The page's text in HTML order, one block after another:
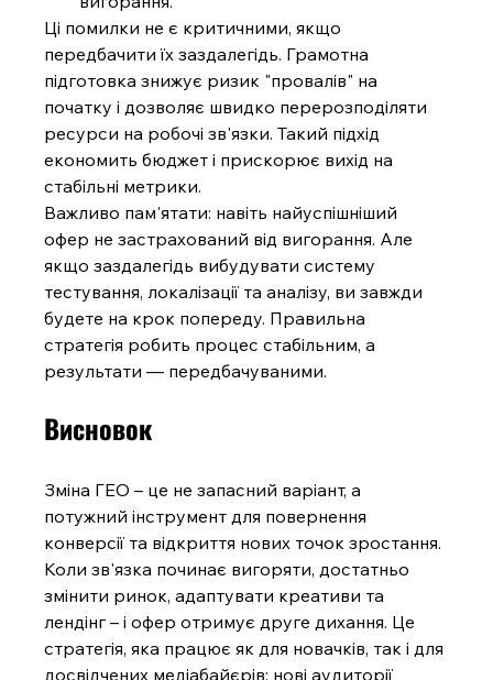
Ці помилки не є критичними, якщо
передбачити їх заздалегідь. Грамотна
підготовка знижує ризик "провалів" на
початку і дозволяє швидко перерозподіляти
ресурси на робочі зв'язки. Такий підхід
економить бюджет і прискорює вихід на
стабільні метрики.
Важливо пам'ятати: навіть найуспішніший
офер не застрахований від вигорання. Але
якщо заздалегідь вибудувати систему
тестування, локалізації та аналізу, ви завжди
будете на крок попереду. Правильна
стратегія робить процес стабільним, а
результати — передбачуваними.
Висновок
Зміна ГЕО – це не запасний варіант, а
потужний інструмент для повернення
конверсії та відкриття нових точок зростання.
Коли зв'язка починає вигоряти, достатньо
змінити ринок, адаптувати креативи та
лендінг – і офер отримує друге дихання. Це
стратегія, яка працює як для новачків, так і для
досвідчених медіабайєрів: нові аудиторії